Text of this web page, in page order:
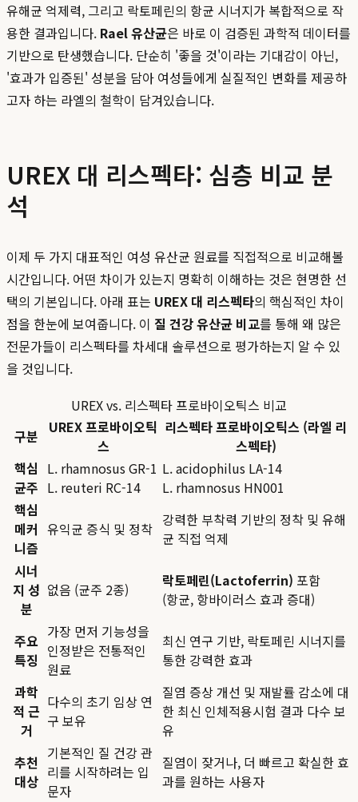
유해균 억제력, 그리고 락토페린의 항균 시너지가 복합적으로 작
용한 결과입니다. Rael 유산균은 바로 이 검증된 과학적 데이터를
기반으로 탄생했습니다. 단순히 '좋을 것'이라는 기대감이 아닌,
'효과가 입증된' 성분을 담아 여성들에게 실질적인 변화를 제공하
고자 하는 라엘의 철학이 담겨있습니다.
UREX 대 리스펙타: 심층 비교 분
석
이제 두 가지 대표적인 여성 유산균 원료를 직접적으로 비교해볼
시간입니다. 어떤 차이가 있는지 명확히 이해하는 것은 현명한 선
택의 기본입니다. 아래 표는 UREX 대 리스펙타의 핵심적인 차이
점을 한눈에 보여줍니다. 이 질 건강 유산균 비교를 통해 왜 많은
전문가들이 리스펙타를 차세대 솔루션으로 평가하는지 알 수 있
을 것입니다.
UREX vs. 리스펙타 프로바이오틱스 비교
구분
UREX 프로바이오틱
스
리스펙타 프로바이오틱스 (라엘 리
스펙타)
핵심
균주
L. rhamnosus GR-1
L. reuteri RC-14
L. acidophilus LA-14
L. rhamnosus HN001
핵심
메커
니즘
유익균 증식 및 정착 강력한 부착력 기반의 정착 및 유해
균 직접 억제
시너
지 성
분
없음 (균주 2종) 락토페린(Lactoferrin) 포함
(항균, 항바이러스 효과 증대)
주요
특징
가장 먼저 기능성을
인정받은 전통적인
원료
최신 연구 기반, 락토페린 시너지를
통한 강력한 효과
과학
적 근
거
다수의 초기 임상 연
구 보유
질염 증상 개선 및 재발률 감소에 대
한 최신 인체적용시험 결과 다수 보
유
추천
대상
기본적인 질 건강 관
리를 시작하려는 입
문자
질염이 잦거나, 더 빠르고 확실한 효
과를 원하는 사용자